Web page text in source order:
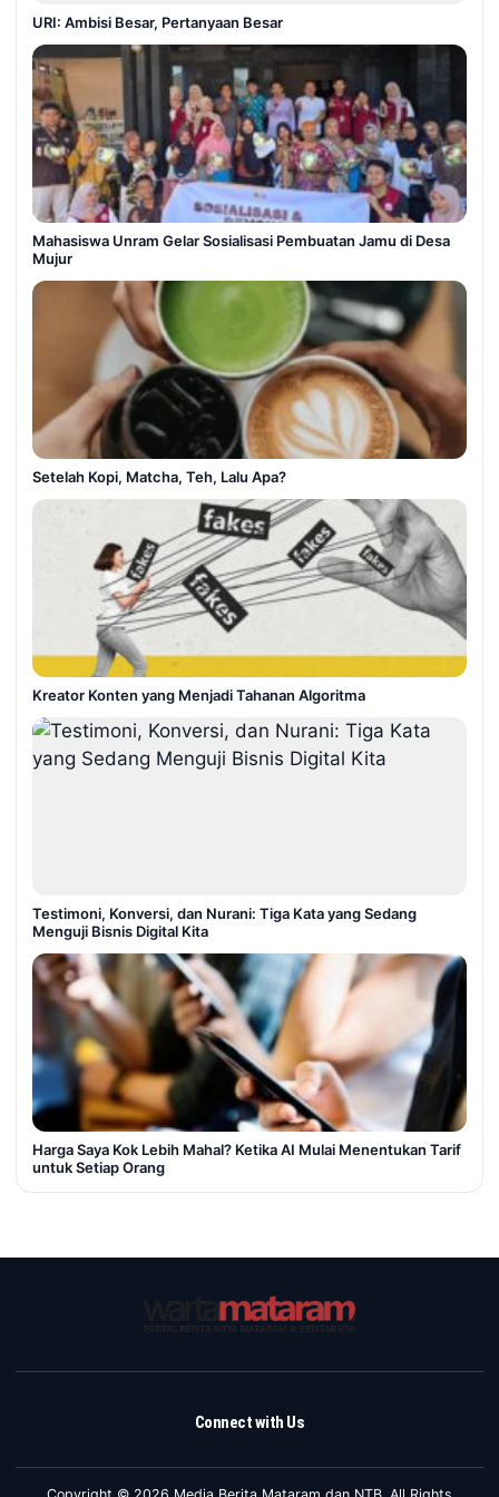
URI: Ambisi Besar, Pertanyaan Besar
Mahasiswa Unram Gelar Sosialisasi Pembuatan Jamu di Desa
Mujur
Setelah Kopi, Matcha, Teh, Lalu Apa?
Kreator Konten yang Menjadi Tahanan Algoritma
Testimoni, Konversi, dan Nurani: Tiga Kata yang Sedang
Menguji Bisnis Digital Kita
Harga Saya Kok Lebih Mahal? Ketika AI Mulai Menentukan Tarif
untuk Setiap Orang
Connect with Us